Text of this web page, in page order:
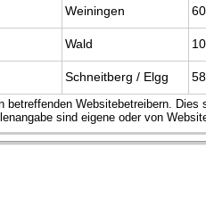
betreffenden Websitebetreibern.
sind eigene oder von
Weiningen
Wald
Schneitberg / Elgg